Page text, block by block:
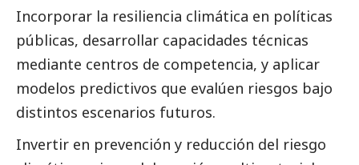
Incorporar la resiliencia climática en políticas
públicas, desarrollar capacidades técnicas
mediante centros de competencia, y aplicar
modelos predictivos que evalúen riesgos bajo
distintos escenarios futuros.
Invertir en prevención y reducción del riesgo